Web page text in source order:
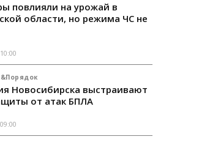
повлияли на урожай в
области, но режима ЧС не
Новосибирска выстраивают
от атак БПЛА